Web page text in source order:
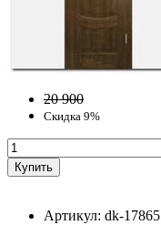
20 900
Скидка 9%
Артикул: dk-17865